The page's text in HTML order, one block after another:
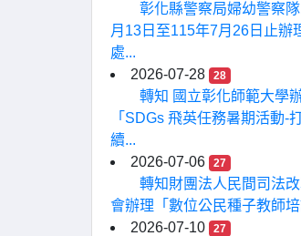
彰化縣警察局婦幼警察
月13日至115年7月26日止辦
處...
2026-07-28
28
轉知 國立彰化師範大學
「SDGs 飛英任務暑期活動-
續...
2026-07-06
27
轉知財團法人民間司法
會辦理「數位公民種子教師培
2026-07-10
27